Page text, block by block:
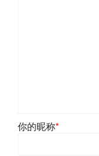
你的昵称*